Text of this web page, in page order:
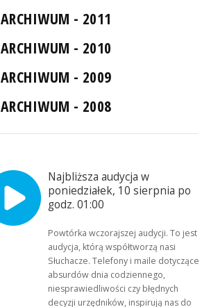
ARCHIWUM - 2011
ARCHIWUM - 2010
ARCHIWUM - 2009
ARCHIWUM - 2008
Najbliższa audycja w
poniedziałek, 10 sierpnia po
godz. 01:00
Powtórka wczorajszej audycji. To jest
audycja, którą współtworzą nasi
Słuchacze. Telefony i maile dotyczące
absurdów dnia codziennego,
niesprawiedliwości czy błędnych
decyzji urzędników, inspirują nas do